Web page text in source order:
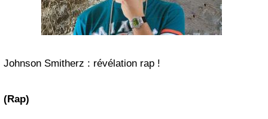
Johnson Smitherz : révélation rap !
(Rap)